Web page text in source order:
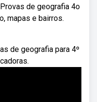
de geografia 4o
mapas e bairros.
de geografia para 4º